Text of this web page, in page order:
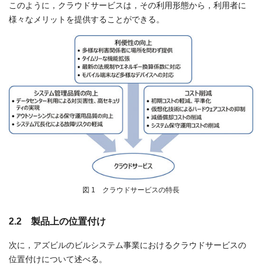
このように，クラウドサービスは，その利用形態から，利用者に
様々なメリットを提供することができる。
図 1 クラウドサービスの特長
2.2 製品上の位置付け
次に，アズビルのビルシステム事業におけるクラウドサービスの
位置付けについて述べる。